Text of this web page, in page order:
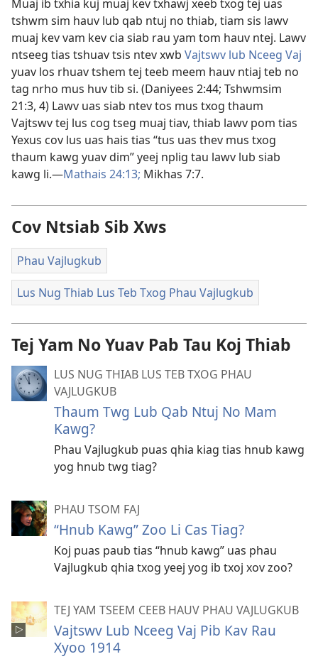
Muaj ib txhia kuj muaj kev txhawj xeeb txog tej uas
tshwm sim hauv lub qab ntuj no thiab, tiam sis lawv
muaj kev vam kev cia siab rau yam tom hauv ntej. Lawv
ntseeg tias tshuav tsis ntev xwb Vajtswv lub Nceeg Vaj
yuav los rhuav tshem tej teeb meem hauv ntiaj teb no
tag nrho mus huv tib si. (Daniyees 2:44; Tshwmsim
21:3, 4) Lawv uas siab ntev tos mus txog thaum
Vajtswv tej lus cog tseg muaj tiav, thiab lawv pom tias
Yexus cov lus uas hais tias “tus uas thev mus txog
thaum kawg yuav dim” yeej nplig tau lawv lub siab
kawg li.​—Mathais 24:13; Mikhas 7:7.
Cov Ntsiab Sib Xws
Phau Vajlugkub
Lus Nug Thiab Lus Teb Txog Phau Vajlugkub
Tej Yam No Yuav Pab Tau Koj Thiab
LUS NUG THIAB LUS TEB TXOG PHAU
VAJLUGKUB
Thaum Twg Lub Qab Ntuj No Mam
Kawg?
Phau Vajlugkub puas qhia kiag tias hnub kawg
yog hnub twg tiag?
PHAU TSOM FAJ
“Hnub Kawg” Zoo Li Cas Tiag?
Koj puas paub tias “hnub kawg” uas phau
Vajlugkub qhia txog yeej yog ib txoj xov zoo?
TEJ YAM TSEEM CEEB HAUV PHAU VAJLUGKUB
Vajtswv Lub Nceeg Vaj Pib Kav Rau
Xyoo 1914